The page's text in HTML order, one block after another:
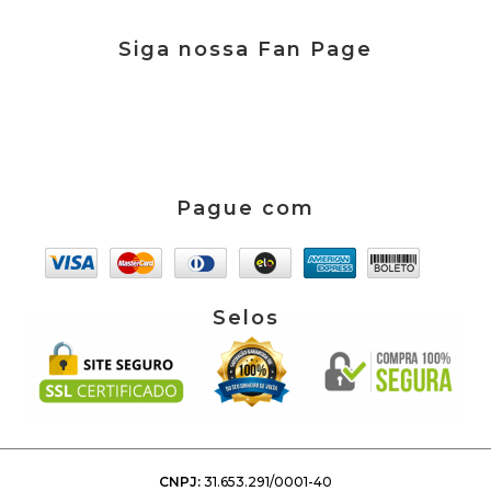
Siga nossa Fan Page
Pague com
Selos
CNPJ: 31.653.291/0001-40